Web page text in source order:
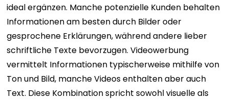
ideal ergänzen. Manche potenzielle Kunden behalten
Informationen am besten durch Bilder oder
gesprochene Erklärungen, während andere lieber
schriftliche Texte bevorzugen. Videowerbung
vermittelt Informationen typischerweise mithilfe von
Ton und Bild, manche Videos enthalten aber auch
Text. Diese Kombination spricht sowohl visuelle als